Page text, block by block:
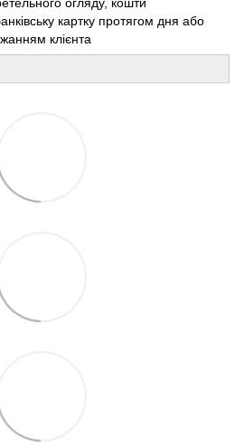
картку протягом дня або
клієнта